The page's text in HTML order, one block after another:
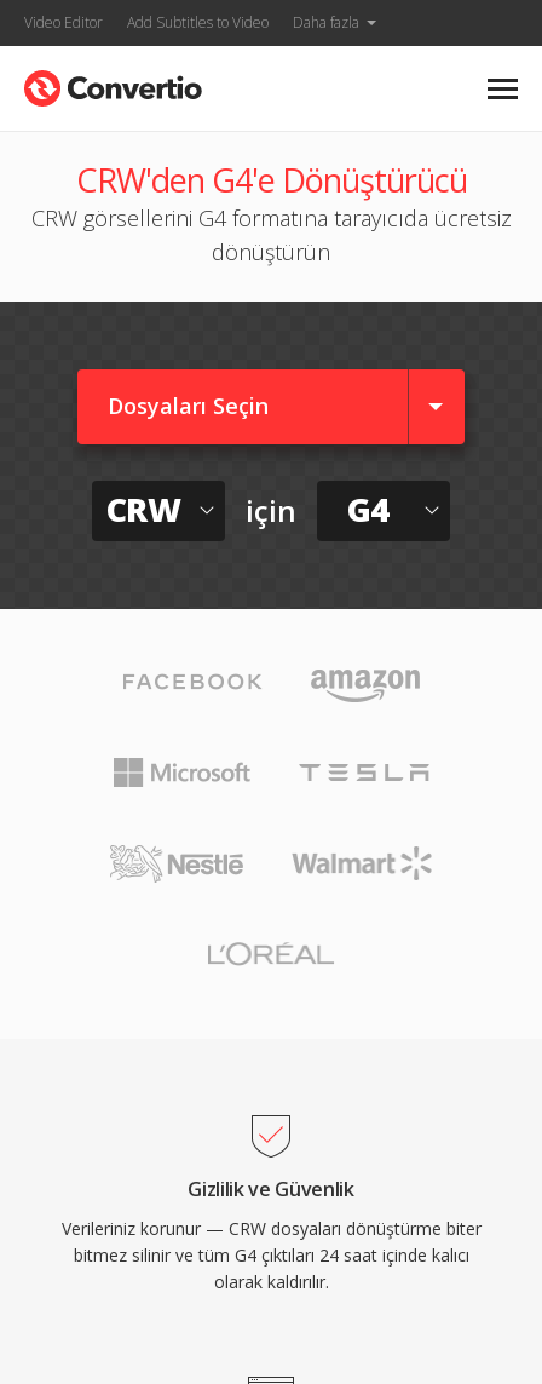
Video Editor Add Subtitles to Video Daha fazla
CRW'den G4'e Dönüştürücü
CRW görsellerini G4 formatına tarayıcıda ücretsiz
dönüştürün
Dosyaları Seçin
CRW için G4
Gizlilik ve Güvenlik
Verileriniz korunur — CRW dosyaları dönüştürme biter
bitmez silinir ve tüm G4 çıktıları 24 saat içinde kalıcı
olarak kaldırılır.